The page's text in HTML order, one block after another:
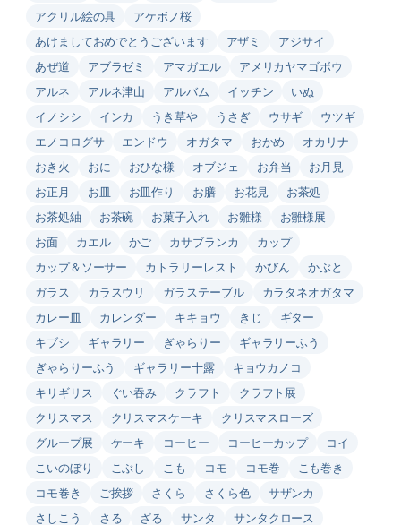
アクリル絵の具
アケボノ桜
あけましておめでとうございます
アザミ
アジサイ
あぜ道
アブラゼミ アマガエル
アメリカヤマゴボウ
アルネ
アルネ津山 アルバム イッチン
いぬ
イノシシ
インカ うき草や うさぎ ウサギ
ウツギ
エノコログサ
エンドウ オガタマ おかめ
オカリナ
おき火
おに おひな様 オブジェ お弁当
お月見
お正月
お皿 お皿作り お膳 お花見
お茶処
お茶処紬
お茶碗 お菓子入れ お雛様
お雛様展
お面
カエル かご カサブランカ
カップ
カップ＆ソーサー
カトラリーレスト かびん
かぶと
ガラス
カラスウリ ガラステーブル
カラタネオガタマ
カレー皿
カレンダー キキョウ きじ
ギター
キブシ
ギャラリー ぎゃらりー
ギャラリーふう
ぎゃらりーふう
ギャラリー十露
キョウカノコ
キリギリス
ぐい吞み クラフト
クラフト展
クリスマス
クリスマスケーキ
クリスマスローズ
グループ展
ケーキ コーヒー コーヒーカップ
コイ
こいのぼり
こぶし こも コモ コモ巻
こも巻き
コモ巻き
ご挨拶 さくら さくら色
サザンカ
さしこう
さる ざる サンタ サンタクロース